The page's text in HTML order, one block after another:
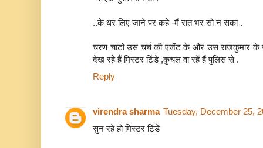
..के धर लिए जाने पर कहे -मैं रात भर सो न सका .
चरण चाटो उस चर्च की एजेंट के और उस राजकुमार के
देख रहे हैं मिस्टर टिंडे ,कुचल वा रहें हैं पुलिस से .
Reply
virendra sharma Tuesday, December 25,
सुन रहे हो मिस्टर टिंडे